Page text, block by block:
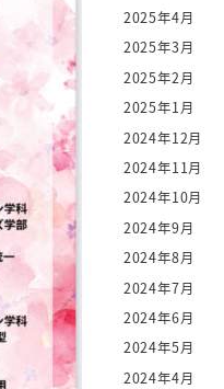
2025年4月
2025年3月
2025年2月
2025年1月
2024年12月
2024年11月
2024年10月
2024年9月
2024年8月
2024年7月
2024年6月
2024年5月
2024年4月